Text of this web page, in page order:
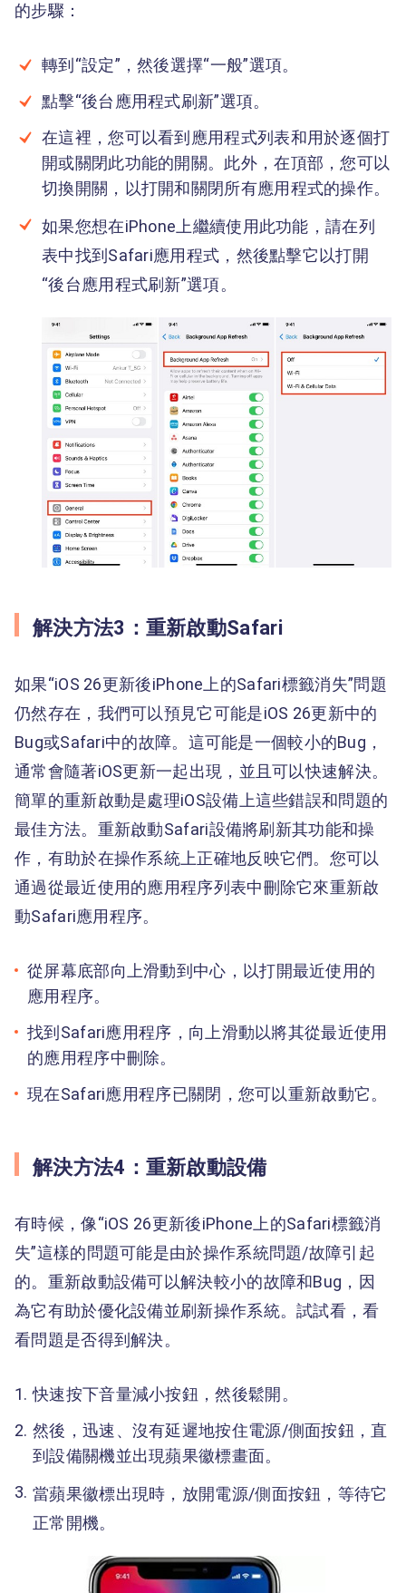
的步驟：
轉到“設定”，然後選擇“一般”選項。
點擊“後台應用程式刷新”選項。
在這裡，您可以看到應用程式列表和用於逐個打
開或關閉此功能的開關。此外，在頂部，您可以
切換開關，以打開和關閉所有應用程式的操作。
如果您想在iPhone上繼續使用此功能，請在列
表中找到Safari應用程式，然後點擊它以打開
“後台應用程式刷新”選項。
解決方法3：重新啟動Safari
如果“iOS 26更新後iPhone上的Safari標籤消失”問題
仍然存在，我們可以預見它可能是iOS 26更新中的
Bug或Safari中的故障。這可能是一個較小的Bug，
通常會隨著iOS更新一起出現，並且可以快速解決。
簡單的重新啟動是處理iOS設備上這些錯誤和問題的
最佳方法。重新啟動Safari設備將刷新其功能和操
作，有助於在操作系統上正確地反映它們。您可以
通過從最近使用的應用程序列表中刪除它來重新啟
動Safari應用程序。
從屏幕底部向上滑動到中心，以打開最近使用的
應用程序。
找到Safari應用程序，向上滑動以將其從最近使用
的應用程序中刪除。
現在Safari應用程序已關閉，您可以重新啟動它。
解決方法4：重新啟動設備
有時候，像“iOS 26更新後iPhone上的Safari標籤消
失”這樣的問題可能是由於操作系統問題/故障引起
的。重新啟動設備可以解決較小的故障和Bug，因
為它有助於優化設備並刷新操作系統。試試看，看
看問題是否得到解決。
快速按下音量減小按鈕，然後鬆開。
然後，迅速、沒有延遲地按住電源/側面按鈕，直
到設備關機並出現蘋果徽標畫面。
當蘋果徽標出現時，放開電源/側面按鈕，等待它
正常開機。